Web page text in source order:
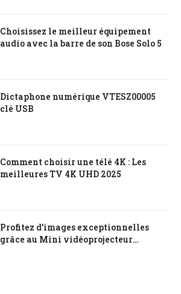
Choisissez le meilleur équipement
audio avec la barre de son Bose Solo 5
Dictaphone numérique VTESZ00005
clé USB
Comment choisir une télé 4K : Les
meilleures TV 4K UHD 2025
Profitez d’images exceptionnelles
grâce au Mini vidéoprojecteur